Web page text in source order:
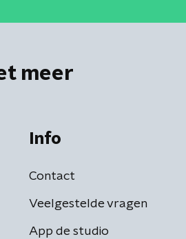
meer
Info
Contact
Veelgestelde vragen
App de studio